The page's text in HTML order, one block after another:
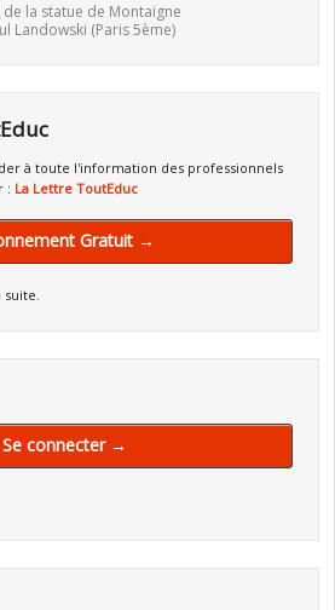
la statue de Montaigne
Landowski (Paris 5ème)
à toute l'information des professionnels
: La Lettre ToutEduc
Gratuit →
suite.
Se connecter →